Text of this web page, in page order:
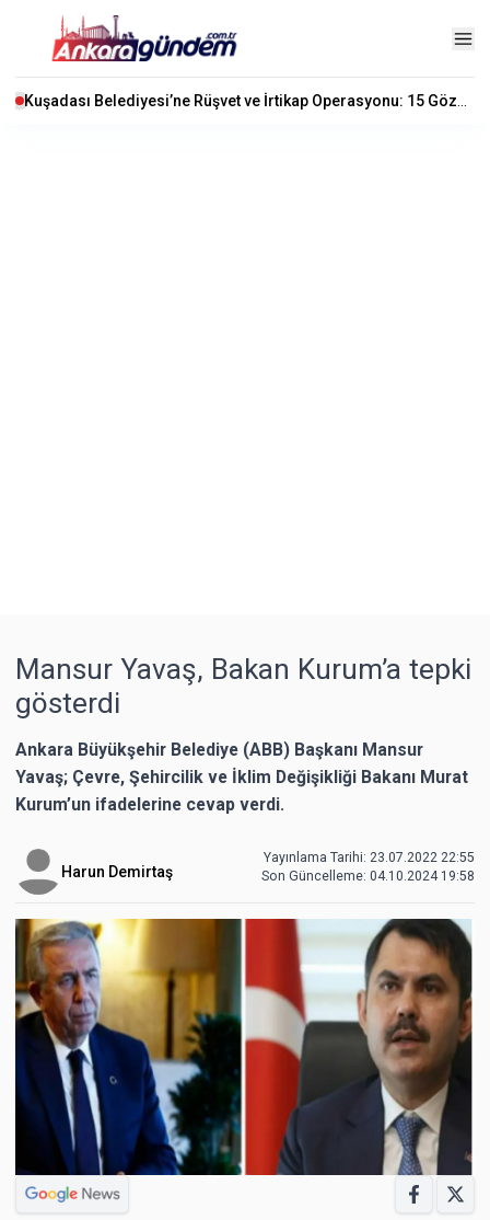
Mansur Yavaş, Bakan Kurum’a tepki
gösterdi
Ankara Büyükşehir Belediye (ABB) Başkanı Mansur
Yavaş; Çevre, Şehircilik ve İklim Değişikliği Bakanı Murat
Kurum’un ifadelerine cevap verdi.
Harun Demirtaş
Yayınlama Tarihi: 23.07.2022 22:55
Son Güncelleme: 04.10.2024 19:58